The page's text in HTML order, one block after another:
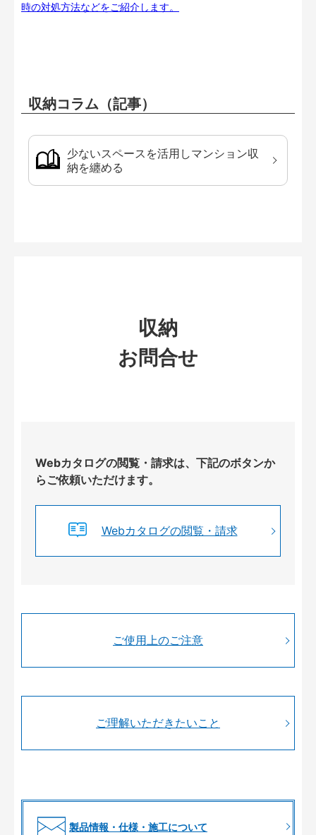
時の対処方法などをご紹介します。
収納コラム（記事）
少ないスペースを活用しマンション収
納を纏める
収納
お問合せ
Webカタログの閲覧・請求は、下記のボタンか
らご依頼いただけます。
Webカタログの閲覧・請求
ご使用上のご注意
ご理解いただきたいこと
製品情報・仕様・施工について